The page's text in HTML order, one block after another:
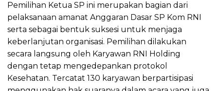
Pemilihan Ketua SP ini merupakan bagian dari
pelaksanaan amanat Anggaran Dasar SP Kom RNI
serta sebagai bentuk suksesi untuk menjaga
keberlanjutan organisasi. Pemilihan dilakukan
secara langsung oleh Karyawan RNI Holding
dengan tetap mengedepankan protokol
Kesehatan. Tercatat 130 karyawan berpartisipasi